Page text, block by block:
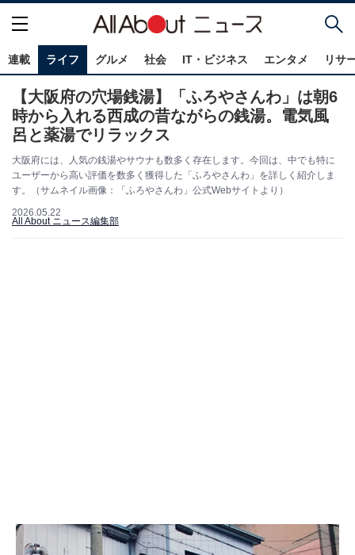
連載 ライフ グルメ 社会 IT・ビジネス エンタメ リサ
【大阪府の穴場銭湯】「ふろやさんわ」は朝6
時から入れる西成の昔ながらの銭湯。電気風
呂と薬湯でリラックス
大阪府には、人気の銭湯やサウナも数多く存在します。今回は、中でも特に
ユーザーから高い評価を数多く獲得した「ふろやさんわ」を詳しく紹介しま
す。（サムネイル画像：「ふろやさんわ」公式Webサイトより）
2026.05.22
All About ニュース編集部